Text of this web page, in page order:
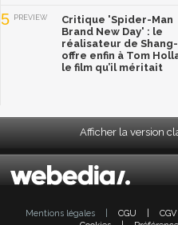
5 PREVIEW
Critique 'Spider-Man
Brand New Day' : le
réalisateur de
offre enfin à Tom
le film qu’il méritait
Afficher la version
Mentions légales CGU CGV